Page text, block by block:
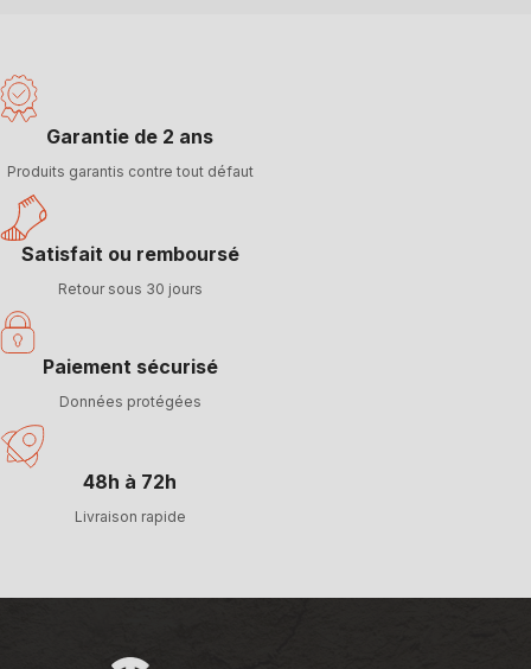
Garantie de 2 ans
Produits garantis contre tout défaut
Satisfait ou remboursé
Retour sous 30 jours
Paiement sécurisé
Données protégées
48h à 72h
Livraison rapide